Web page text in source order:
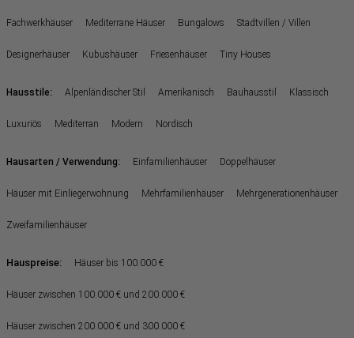
Fachwerkhäuser Mediterrane Häuser Bungalows Stadtvillen / Villen
Designerhäuser Kubushäuser Friesenhäuser Tiny Houses
Hausstile: Alpenländischer Stil Amerikanisch Bauhausstil Klassisch
Luxuriös Mediterran Modern Nordisch
Hausarten / Verwendung: Einfamilienhäuser Doppelhäuser
Häuser mit Einliegerwohnung Mehrfamilienhäuser Mehrgenerationenhäuser
Zweifamilienhäuser
Hauspreise: Häuser bis 100.000 €
Häuser zwischen 100.000 € und 200.000 €
Häuser zwischen 200.000 € und 300.000 €